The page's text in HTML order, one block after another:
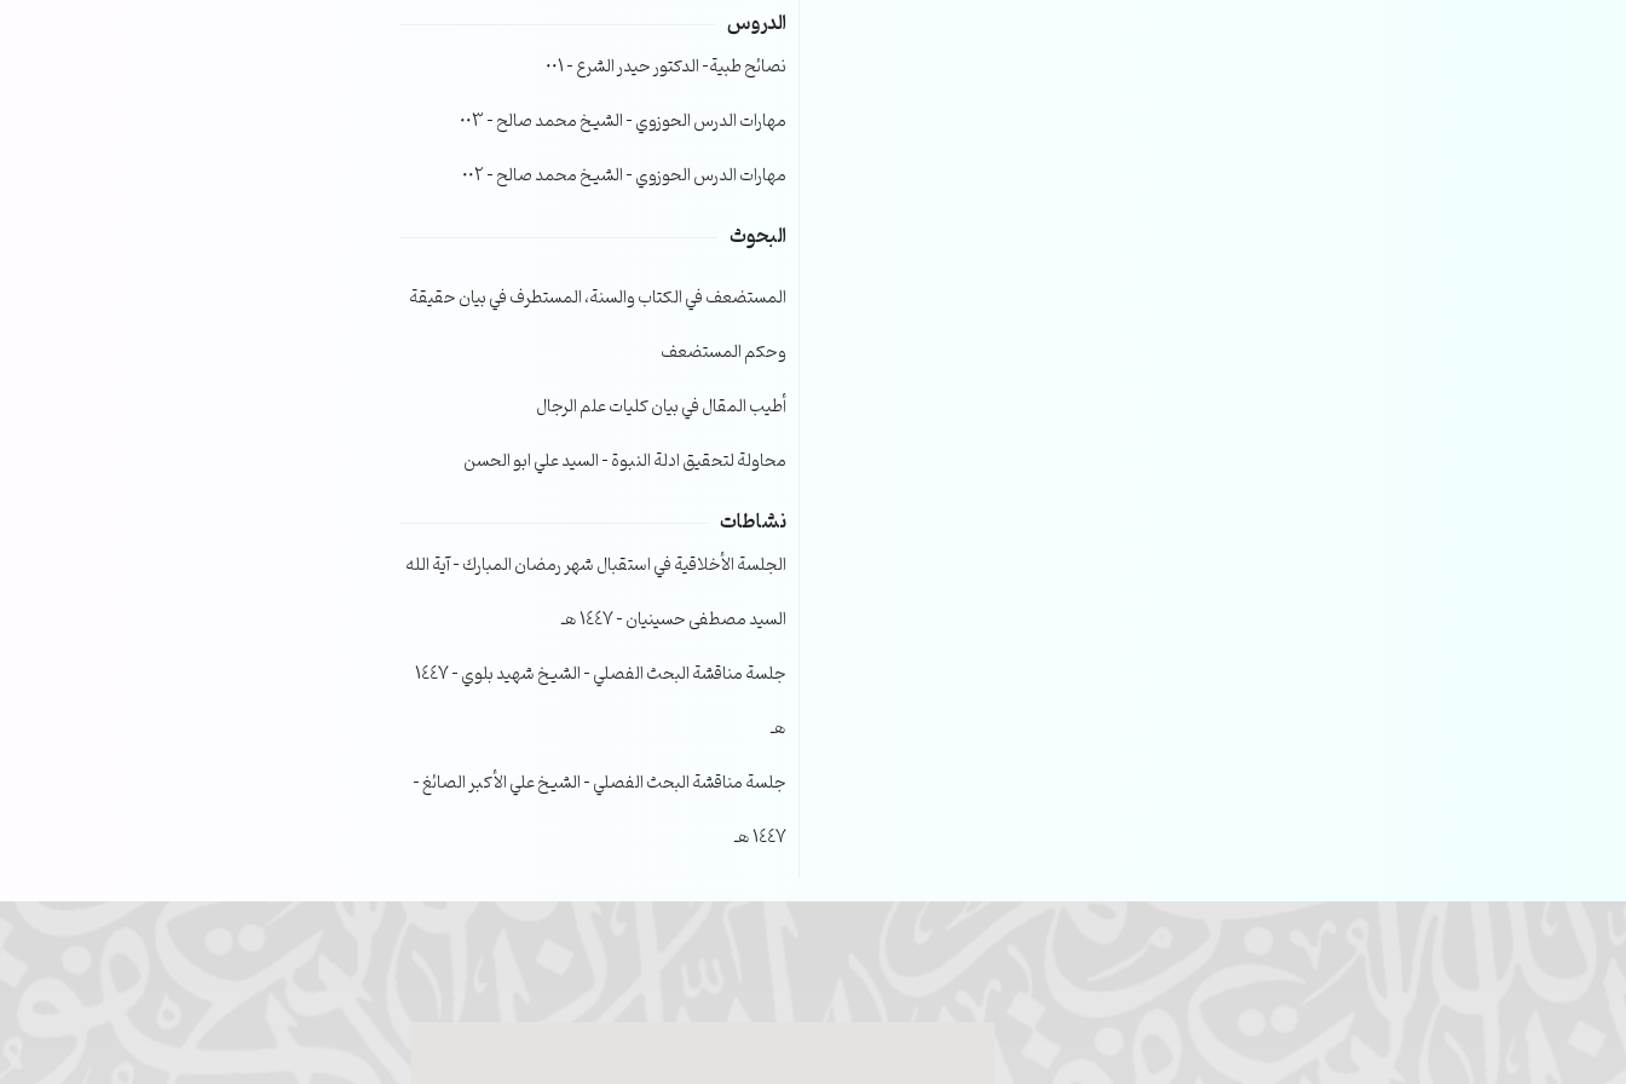
الصوت.الدروس
نصائح طبية- الدكتور حيدر الشرع – 001
مهارات الدرس الحوزوي – الشيخ محمد صالح – 003
مهارات الدرس الحوزوي – الشيخ محمد صالح – 002
البحوث
المستضعف في الكتاب والسنة، المستطرف في بيان حقيقة
وحكم المستضعف
أطيب المقال في بيان كليات علم الرجال
محاولة لتحقيق ادلة النبوة – السيد علي ابو الحسن
نشاطات
الجلسة الأخلاقية في استقبال شهر رمضان المبارك – آية الله
السيد مصطفى حسينيان – 1447 هـ
جلسة مناقشة البحث الفصلي – الشيخ شهيد بلوي – 1447
هـ
جلسة مناقشة البحث الفصلي – الشيخ علي الأكبر الصائغ –
1447 هـ